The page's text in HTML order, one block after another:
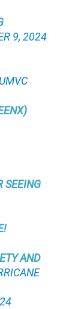
9, 2024
SEEING
AND